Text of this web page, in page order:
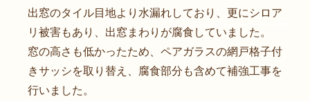
出窓のタイル目地より水漏れしており、更にシロア
リ被害もあり、出窓まわりが腐食していました。
窓の高さも低かったため、ペアガラスの網戸格子付
きサッシを取り替え、腐食部分も含めて補強工事を
行いました。